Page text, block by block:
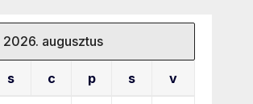
2026. augusztus
s c p s v